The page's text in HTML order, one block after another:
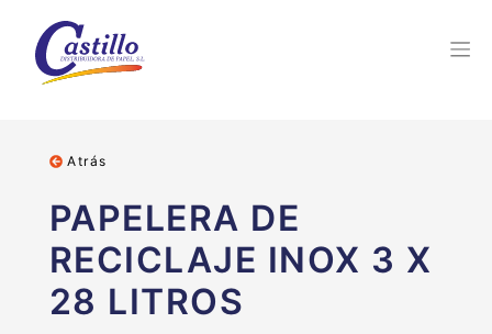
Atrás
PAPELERA DE
RECICLAJE INOX 3 X
28 LITROS